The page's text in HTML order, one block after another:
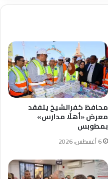
محافظ كفرالشيخ يتفقد
معرض «أهلًا مدارس»
بمطوبس
6 أغسطس، 2026